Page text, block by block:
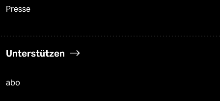
Presse
Unterstützen
abo